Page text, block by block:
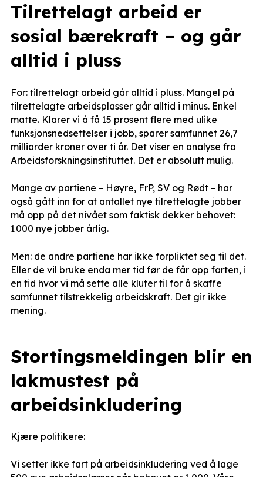
Tilrettelagt arbeid er
sosial bærekraft – og går
alltid i pluss
For: tilrettelagt arbeid går alltid i pluss. Mangel på
tilrettelagte arbeidsplasser går alltid i minus. Enkel
matte. Klarer vi å få 15 prosent flere med ulike
funksjonsnedsettelser i jobb, sparer samfunnet 26,7
milliarder kroner over ti år. Det viser en analyse fra
Arbeidsforskningsinstituttet. Det er absolutt mulig.
Mange av partiene – Høyre, FrP, SV og Rødt – har
også gått inn for at antallet nye tilrettelagte jobber
må opp på det nivået som faktisk dekker behovet:
1 000 nye jobber årlig.
Men: de andre partiene har ikke forpliktet seg til det.
Eller de vil bruke enda mer tid før de får opp farten, i
en tid hvor vi må sette alle kluter til for å skaffe
samfunnet tilstrekkelig arbeidskraft. Det gir ikke
mening.
Stortingsmeldingen blir en
lakmustest på
arbeidsinkludering
Kjære politikere:
Vi setter ikke fart på arbeidsinkludering ved å lage